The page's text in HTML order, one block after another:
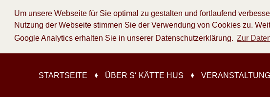
Um unsere Webseite für Sie optimal zu gestalten und fortlaufend
Nutzung der Webseite stimmen Sie der Verwendung von Cookies zu.
Google Analytics erhalten Sie in unserer Datenschutzerklärung. Zur
STARTSEITE ÜBER S‘ KÄTTE HUS